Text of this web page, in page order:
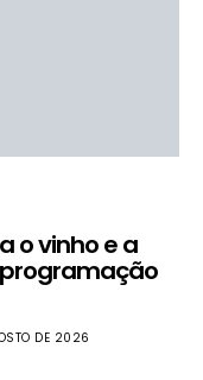
o vinho e a
DE 2026